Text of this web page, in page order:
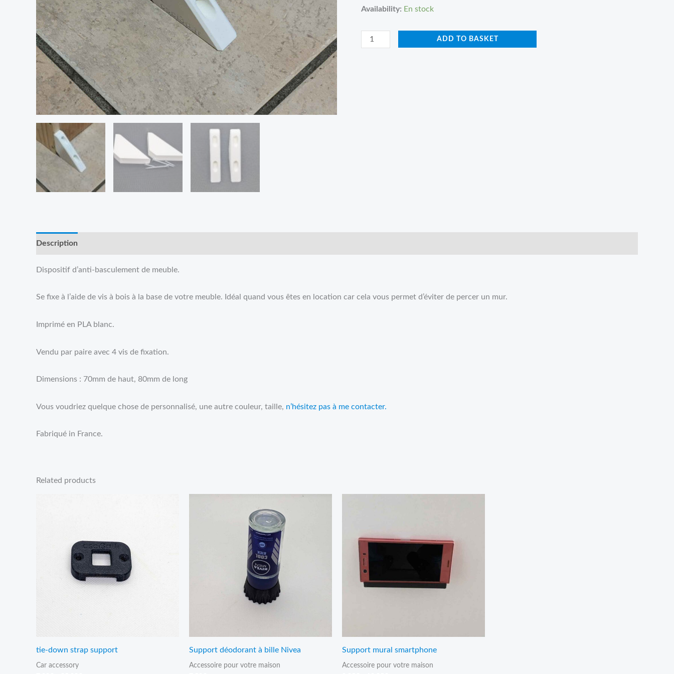
Availability: En stock
ADD TO BASKET
Description
Dispositif d’anti-basculement de meuble.
Se fixe à l’aide de vis à bois à la base de votre meuble. Idéal quand vous êtes en location car cela vous permet d’éviter de percer un mur.
Imprimé en PLA blanc.
Vendu par paire avec 4 vis de fixation.
Dimensions : 70mm de haut, 80mm de long
Vous voudriez quelque chose de personnalisé, une autre couleur, taille, n’hésitez pas à me contacter.
Fabriqué in France.
Related products
tie-down strap support
Car accessory
Support déodorant à bille Nivea
Accessoire pour votre maison
Support mural smartphone
Accessoire pour votre maison